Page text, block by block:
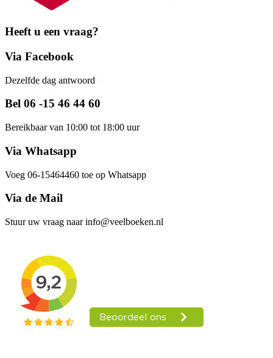
Heeft u een vraag?
Via Facebook
Dezelfde dag antwoord
Bel 06 -15 46 44 60
Bereikbaar van 10:00 tot 18:00 uur
Via Whatsapp
Voeg 06-15464460 toe op Whatsapp
Via de Mail
Stuur uw vraag naar info@veelboeken.nl